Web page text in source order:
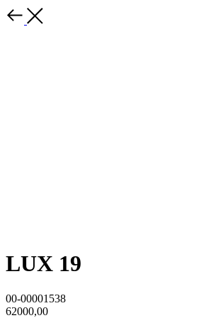
LUX 19
00-00001538
62000,00